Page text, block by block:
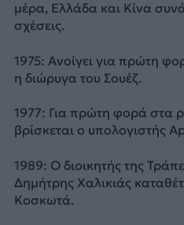
μέρα, Ελλάδα και Κίνα
σχέσεις.
1975: Ανοίγει για πρώτη
η διώρυγα του Σουέζ.
1977: Για πρώτη φορά στα
βρίσκεται ο υπολογιστής
1989: Ο διοικητής της
Δημήτρης Χαλικιάς
Κοσκωτά.